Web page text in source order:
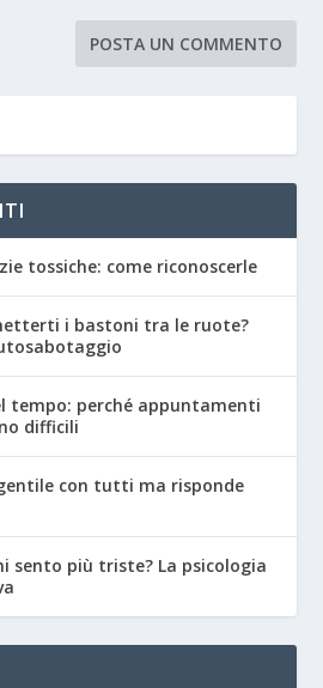
tossiche: come riconoscerle
i bastoni tra le ruote?
tempo: perché appuntamenti
difficili
con tutti ma risponde
sento più triste? La psicologia